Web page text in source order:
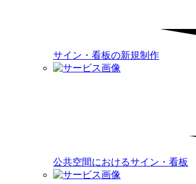
サイン・看板の新規制作
公共空間におけるサイン・看板